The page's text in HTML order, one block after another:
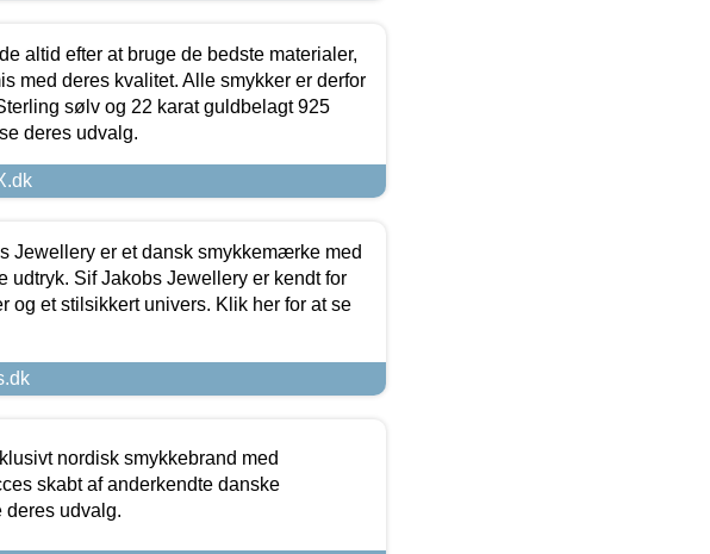
altid efter at bruge de bedste materialer,
med deres kvalitet. Alle smykker er derfor
sølv og 22 karat guldbelagt 925
deres udvalg.
Jewellery er et dansk smykkemærke med
udtryk. Sif Jakobs Jewellery er kendt for
og et stilsikkert univers. Klik her for at se
nordisk smykkebrand med
skabt af anderkendte danske
deres udvalg.